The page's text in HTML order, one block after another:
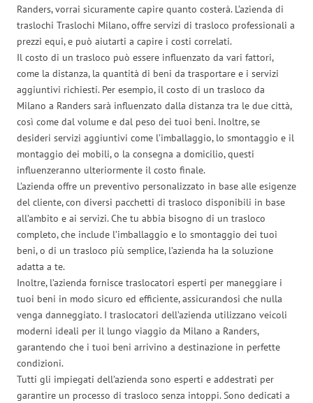
Randers, vorrai sicuramente capire quanto costerà. L’azienda di
traslochi Traslochi Milano, offre servizi di trasloco professionali a
prezzi equi, e può aiutarti a capire i costi correlati.
Il costo di un trasloco può essere influenzato da vari fattori,
come la distanza, la quantità di beni da trasportare e i servizi
aggiuntivi richiesti. Per esempio, il costo di un trasloco da
Milano a Randers sarà influenzato dalla distanza tra le due città,
così come dal volume e dal peso dei tuoi beni. Inoltre, se
desideri servizi aggiuntivi come l’imballaggio, lo smontaggio e il
montaggio dei mobili, o la consegna a domicilio, questi
influenzeranno ulteriormente il costo finale.
L’azienda offre un preventivo personalizzato in base alle esigenze
del cliente, con diversi pacchetti di trasloco disponibili in base
all’ambito e ai servizi. Che tu abbia bisogno di un trasloco
completo, che include l’imballaggio e lo smontaggio dei tuoi
beni, o di un trasloco più semplice, l’azienda ha la soluzione
adatta a te.
Inoltre, l’azienda fornisce traslocatori esperti per maneggiare i
tuoi beni in modo sicuro ed efficiente, assicurandosi che nulla
venga danneggiato. I traslocatori dell’azienda utilizzano veicoli
moderni ideali per il lungo viaggio da Milano a Randers,
garantendo che i tuoi beni arrivino a destinazione in perfette
condizioni.
Tutti gli impiegati dell’azienda sono esperti e addestrati per
garantire un processo di trasloco senza intoppi. Sono dedicati a